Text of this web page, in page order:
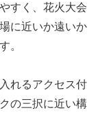
すく、花火大会
に近いか遠いか
。
れるアクセス付
の三択に近い構